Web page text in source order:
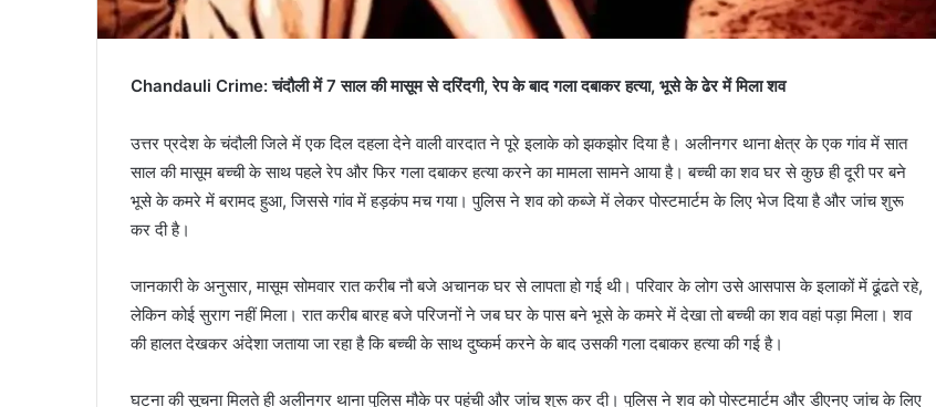
Chandauli Crime: चंदौली में 7 साल की मासूम से दरिंदगी, रेप के बाद गला दबाकर हत्या, भूसे के ढेर में मिला शव
उत्तर प्रदेश के चंदौली जिले में एक दिल दहला देने वाली वारदात ने पूरे इलाके को झकझोर दिया है। अलीनगर थाना क्षेत्र के एक गांव में सात
साल की मासूम बच्ची के साथ पहले रेप और फिर गला दबाकर हत्या करने का मामला सामने आया है। बच्ची का शव घर से कुछ ही दूरी पर बने
भूसे के कमरे में बरामद हुआ, जिससे गांव में हड़कंप मच गया। पुलिस ने शव को कब्जे में लेकर पोस्टमार्टम के लिए भेज दिया है और जांच शुरू
कर दी है।
जानकारी के अनुसार, मासूम सोमवार रात करीब नौ बजे अचानक घर से लापता हो गई थी। परिवार के लोग उसे आसपास के इलाकों में ढूंढते रहे,
लेकिन कोई सुराग नहीं मिला। रात करीब बारह बजे परिजनों ने जब घर के पास बने भूसे के कमरे में देखा तो बच्ची का शव वहां पड़ा मिला। शव
की हालत देखकर अंदेशा जताया जा रहा है कि बच्ची के साथ दुष्कर्म करने के बाद उसकी गला दबाकर हत्या की गई है।
घटना की सूचना मिलते ही अलीनगर थाना पुलिस मौके पर पहुंची और जांच शुरू कर दी। पुलिस ने शव को पोस्टमार्टम और डीएनए जांच के लिए